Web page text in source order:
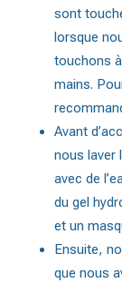
sont
lorsque
touchons
mains.
Avant
nous laver
avec de
du gel
et un
Ensuite,
que nous